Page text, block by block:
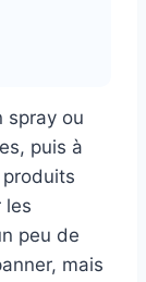
spray ou
puis à
les
peu de
mais